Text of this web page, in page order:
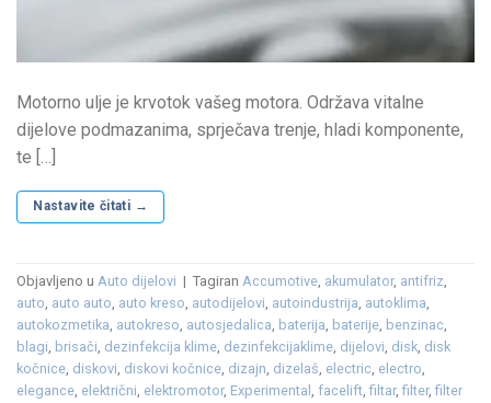
Motorno ulje je krvotok vašeg motora. Održava vitalne
dijelove podmazanima, sprječava trenje, hladi komponente,
te […]
Nastavite čitati →
Objavljeno u Auto dijelovi | Tagiran Accumotive, akumulator, antifriz,
auto, auto auto, auto kreso, autodijelovi, autoindustrija, autoklima,
autokozmetika, autokreso, autosjedalica, baterija, baterije, benzinac,
blagi, brisači, dezinfekcija klime, dezinfekcijaklime, dijelovi, disk, disk
kočnice, diskovi, diskovi kočnice, dizajn, dizelaš, electric, electro,
elegance, električni, elektromotor, Experimental , facelift,filtar,filter,filter